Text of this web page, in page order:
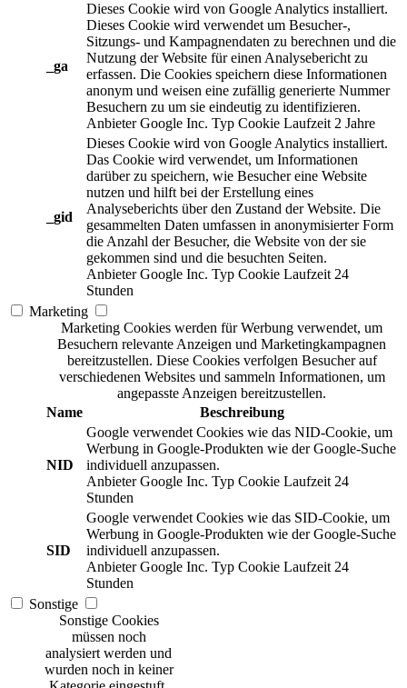
_ga
Dieses Cookie wird von Google Analytics installiert.
Dieses Cookie wird verwendet um Besucher-,
Sitzungs- und Kampagnendaten zu berechnen und die
Nutzung der Website für einen Analysebericht zu
erfassen. Die Cookies speichern diese Informationen
anonym und weisen eine zufällig generierte Nummer
Besuchern zu um sie eindeutig zu identifizieren.
Anbieter Google Inc. Typ Cookie Laufzeit 2 Jahre
_gid
Dieses Cookie wird von Google Analytics installiert.
Das Cookie wird verwendet, um Informationen
darüber zu speichern, wie Besucher eine Website
nutzen und hilft bei der Erstellung eines
Analyseberichts über den Zustand der Website. Die
gesammelten Daten umfassen in anonymisierter Form
die Anzahl der Besucher, die Website von der sie
gekommen sind und die besuchten Seiten.
Anbieter Google Inc. Typ Cookie Laufzeit 24
Stunden
Marketing
Marketing Cookies werden für Werbung verwendet, um
Besuchern relevante Anzeigen und Marketingkampagnen
bereitzustellen. Diese Cookies verfolgen Besucher auf
verschiedenen Websites und sammeln Informationen, um
angepasste Anzeigen bereitzustellen.
Name
Beschreibung
NID
Google verwendet Cookies wie das NID-Cookie, um
Werbung in Google-Produkten wie der Google-Suche
individuell anzupassen.
Anbieter Google Inc. Typ Cookie Laufzeit 24
Stunden
SID
Google verwendet Cookies wie das SID-Cookie, um
Werbung in Google-Produkten wie der Google-Suche
individuell anzupassen.
Anbieter Google Inc. Typ Cookie Laufzeit 24
Stunden
Sonstige
Sonstige Cookies
müssen noch
analysiert werden und
wurden noch in keiner